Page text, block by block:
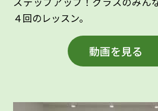
４回のレッスン。
動画を見る